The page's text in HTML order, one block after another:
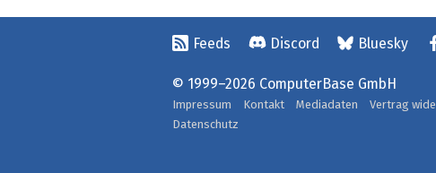
Feeds Discord Bluesky
© 1999–2026 ComputerBase GmbH
Impressum Kontakt Mediadaten Vertrag
Datenschutz